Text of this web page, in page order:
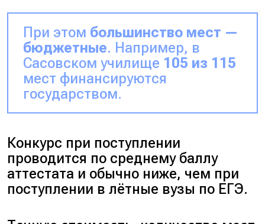
При этом большинство мест —
бюджетные. Например, в
Сасовском училище 105 из 115
мест финансируются
государством.
Конкурс при поступлении
проводится по среднему баллу
аттестата и обычно ниже, чем при
поступлении в лётные вузы по ЕГЭ.